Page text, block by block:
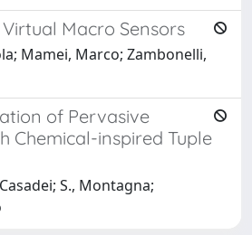
Macro Sensors
Mamei, Marco; Zambonelli,
of Pervasive
Chemical-inspired Tuple
S., Montagna;